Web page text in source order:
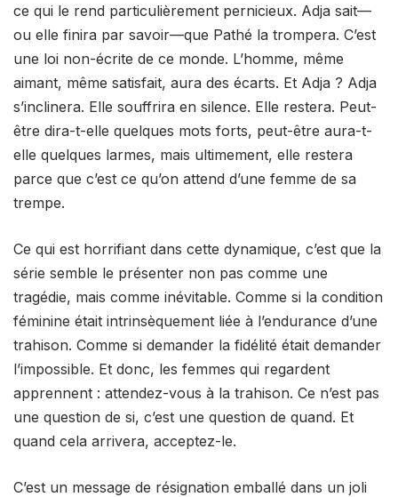
ce qui le rend particulièrement pernicieux. Adja sait—
ou elle finira par savoir—que Pathé la trompera. C’est
une loi non-écrite de ce monde. L’homme, même
aimant, même satisfait, aura des écarts. Et Adja ? Adja
s’inclinera. Elle souffrira en silence. Elle restera. Peut-
être dira-t-elle quelques mots forts, peut-être aura-t-
elle quelques larmes, mais ultimement, elle restera
parce que c’est ce qu’on attend d’une femme de sa
trempe.
Ce qui est horrifiant dans cette dynamique, c’est que la
série semble le présenter non pas comme une
tragédie, mais comme inévitable. Comme si la condition
féminine était intrinsèquement liée à l’endurance d’une
trahison. Comme si demander la fidélité était demander
l’impossible. Et donc, les femmes qui regardent
apprennent : attendez-vous à la trahison. Ce n’est pas
une question de si, c’est une question de quand. Et
quand cela arrivera, acceptez-le.
C’est un message de résignation emballé dans un joli